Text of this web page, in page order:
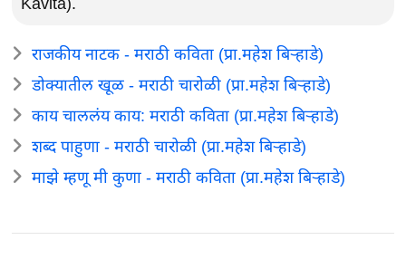
राजकीय नाटक - मराठी कविता (प्रा.महेश बिऱ्हाडे)
डोक्यातील खूळ - मराठी चारोळी (प्रा.महेश बिऱ्हाडे)
काय चाललंय काय: मराठी कविता (प्रा.महेश बिऱ्हाडे)
शब्द पाहुणा - मराठी चारोळी (प्रा.महेश बिऱ्हाडे)
माझे म्हणू मी कुणा - मराठी कविता (प्रा.महेश बिऱ्हाडे)